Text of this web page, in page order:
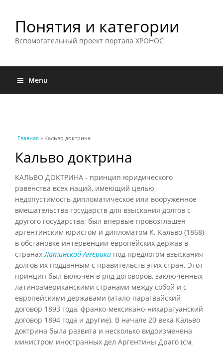
Понятия и категории
Вспомогательный проект портала ХРОНОС
Menu
Вы здесь
Главная » Кальво доктрина
Кальво доктрина
КАЛЬВО ДОКТРИНА - принцип юридического
равенства всех наций, имеющий целью
недопустимость дипломатическое или вооруженное
вмешательства государств для взыскания долгов с
другого государства; был впервые провозглашен
аргентинским юристом и дипломатом К. Кальво (1868)
в обстановке интервенции европейских держав в
странах Латинской Америки под предлогом взыскания
долгов их подданным с правительств этих стран. Этот
принцип был включен в ряд договоров, заключенных
латиноамериканскими странами между собой и с
европейскими державами (итало-парагвайский
договор 1893 года, франко-мексикано-никарагуанский
договор 1894 года и другие). В начале 20 века Кальво
доктрина была развита и несколько видоизменена
министром иностранных дел Аргентины Драго (см.